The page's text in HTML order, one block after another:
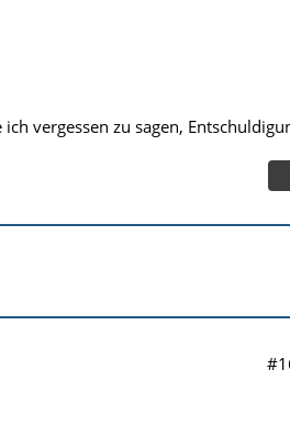
vergessen zu sagen,